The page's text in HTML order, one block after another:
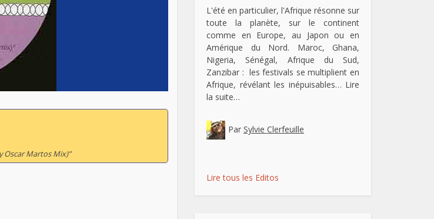
Oscar Martos Mix)”
L'été en particulier, l'Afrique résonne sur
toute la planète, sur le continent
comme en Europe, au Japon ou en
Amérique du Nord. Maroc, Ghana,
Nigeria, Sénégal, Afrique du Sud,
Zanzibar : les festivals se multiplient en
Afrique, révélant les inépuisables… Lire
la suite…
Par Sylvie Clerfeuille
Lire tous les Editos